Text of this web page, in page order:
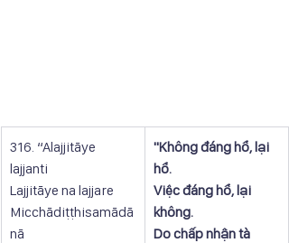
316. “Alajjitāye
lajjanti
Lajjitāye na lajjare
Micchādiṭṭhisamādā
nā
"Không đáng hổ, lại
hổ.
Việc đáng hổ, lại
không.
Do chấp nhận tà